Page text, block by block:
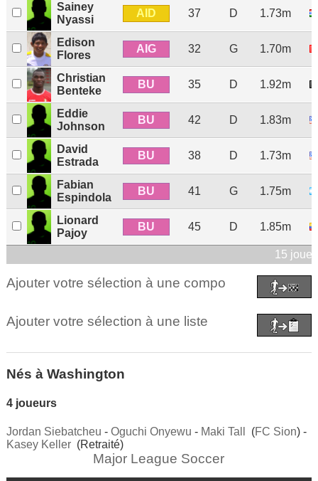
Sainey
Nyassi
AID 37 D 1.73m
Edison
Flores
AIG 32 G 1.70m
Christian
Benteke
BU 35 D 1.92m
Eddie
Johnson
BU 42 D 1.83m
David
Estrada
BU 38 D 1.73m
Fabian
Espindola
BU 41 G 1.75m
Lionard
Pajoy
BU 45 D 1.85m
15
Ajouter votre sélection à une compo
Ajouter votre sélection à une liste
Nés à Washington
4 joueurs
Jordan Siebatcheu - Oguchi Onyewu - Maki Tall (FC Sion) -
Kasey Keller(Retraité)
Major League Soccer